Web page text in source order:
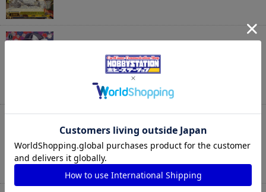
宇佐見蓮子(PR)
マエリベリー・ハーン(PR)
180円